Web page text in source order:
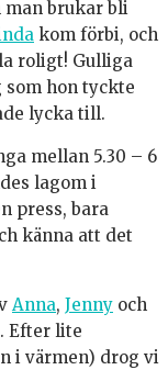
man brukar bli
kom förbi, och
roligt! Gulliga
hon tyckte
lycka till.
mellan 5.30 – 6
lagom i
press, bara
känna att det
Anna, Jenny och
Efter lite
i värmen) drog vi